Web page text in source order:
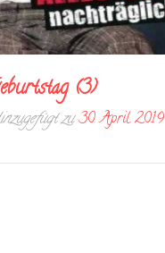
(3)
zu30. April 2019